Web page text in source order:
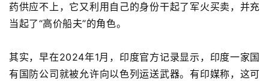
药供应不上，它又利用自己的身份干起了军火买卖，并充
当起了“高价船夫”的角色。
其实，早在2024年1月， 印度官方记录显示，印度一家国
有国防公司就被允许向以色列运送武器。有印媒称，这可